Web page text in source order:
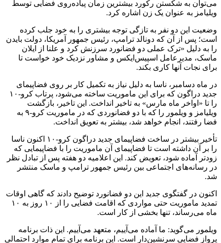
می‌توان به شکستن رکورد بیشترین زمان پیاده‌روی فضایی توسط
ویلیامز به عنوان یک زن اشاره کرد.
وضعیت این دو نفر به تازگی توجه بیشتری را به خود جلب کرده
است؛ پس از آن که دونالد ترامپ، رئیس جمهور آمریکا، دولت بایدن
را به دلیل «ترک عملی دو فضانورد سرزنش کرد و علنا از ایلان
ماسک، مدیرعامل اسپیس‌ایکس و مشاور نزدیک خود خواست تا
برای نجات آنها کاری بکند.
در ماه دسامبر، ناسا به دلیل نیاز به تکمیل کار بر روی فضاپیمای
جدید دراگون که برای این ماموریت ساخته می‌شود، پرتاب کرو-۱۰
را تا «اواخر ماه مارس» به تاخیر انداخت. این تاخیر، بازگشت
ویلیامز و ویلمور را که با دو فضانوردی که در ماموریت کرو-۹ به
فضا رفتند، انجام خواهد شد، بیشتر به تعویق انداخت.
تأخیر بیشتر در ساخت فضاپیمای جدید دراگون کرو-۱۰ اکنون ناسا
را ‌بر آن داشته است تا فضاپیمای آن ماموریت را با فضاپیمایی که
زودتر آماده شود، تعویض کند. این اعلامیه دو هفته پس از تبادل نظر
در رسانه‌های اجتماعی بین رئیس‌ جمهور ترامپ و ماسک منتشر
شد.
اکنون در گفتگوی جدید این دو فضانورد توضیح دادند که گاهی اوقات
تمدید ماموریت حتی مواردی که اقامت فضایی را از ۱۰ روز به ۱۰
ماه می‌رساند، تنها بخشی از کار است.
ویلمور می‌گوید: ما آماده می‌آییم، متعهد می‌آییم. این ذات برنامه
پرواز فضایی سرنشین‌دار است. این برنامه برای تمام موارد احتمالی